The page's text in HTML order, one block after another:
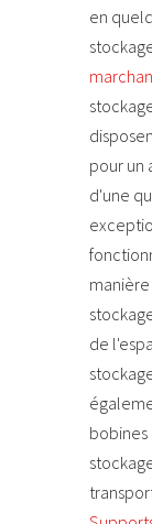
en
pour un
d'une
de
bobines